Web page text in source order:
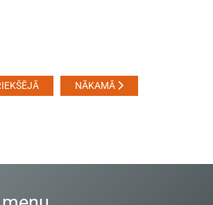
NĀKAMĀ